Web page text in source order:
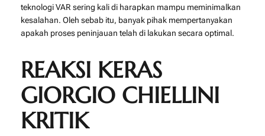
teknologi VAR sering kali di harapkan mampu meminimalkan
kesalahan. Oleh sebab itu, banyak pihak mempertanyakan
apakah proses peninjauan telah di lakukan secara optimal.
REAKSI KERAS
GIORGIO CHIELLINI
KRITIK